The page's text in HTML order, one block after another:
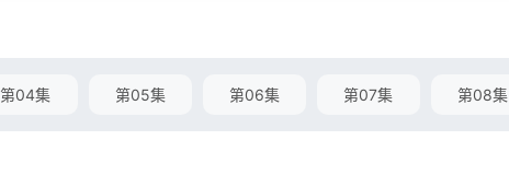
第04集 第05集 第06集 第07集 第08集